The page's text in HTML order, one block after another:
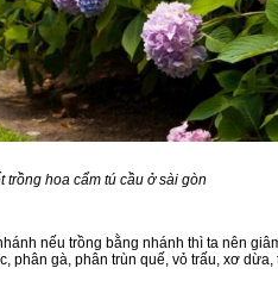
trồng hoa cẩm tú cầu ở sài gòn
nếu trồng bằng nhánh thì ta nên
phân gà, phân trùn quế, vỏ trấu, xơ